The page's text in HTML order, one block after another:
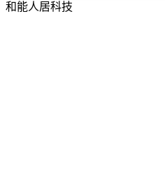
和能人居科技